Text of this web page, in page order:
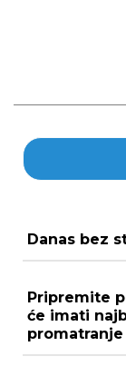
Danas bez
Pripremite
će imati